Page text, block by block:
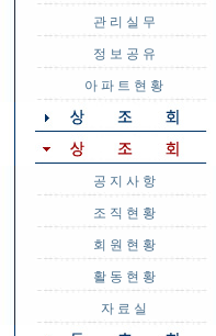
관 리 실 무
정 보 공 유
아 파 트 현 황
공 지 사 항
조 직 현 황
회 원 현 황
활 동 현 황
자 료 실